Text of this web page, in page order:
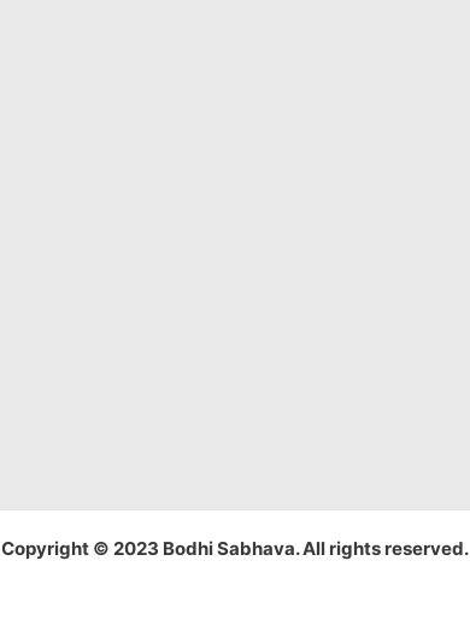
Copyright © 2023 Bodhi Sabhava. All rights reserved.